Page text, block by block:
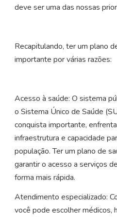
deve ser uma das nossas
Recapitulando, ter um plano
importante por várias razões:
Acesso à saúde: O sistema
o Sistema Único de Saúde
conquista importante,
infraestrutura e capacidade
população. Ter um plano de
garantir o acesso a serviços
forma mais rápida.
Atendimento especializado:
você pode escolher médicos,